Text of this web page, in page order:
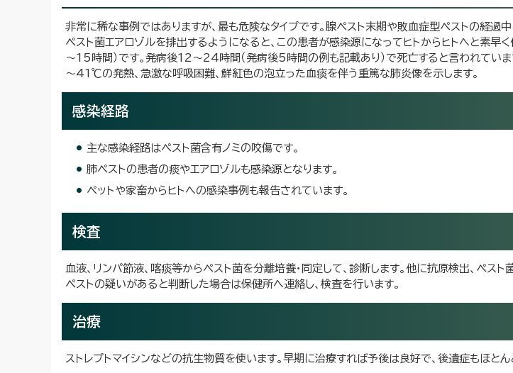
非常に稀な事例ではありますが、最も危険なタイプです。腺ペスト末期や敗血症型ペストの経過
ペスト菌エアロゾルを排出するようになると、この患者が感染源になってヒトからヒトへと素早
～15時間）です。発病後12～24時間（発病後5時間の例も記載あり）で死亡すると言われていま
～41℃の発熱、急激な呼吸困難、鮮紅色の泡立った血痰を伴う重篤な肺炎像を示します。
感染経路
主な感染経路はペスト菌含有ノミの咬傷です。
肺ペストの患者の痰やエアロゾルも感染源となります。
ペットや家畜からヒトへの感染事例も報告されています。
検査
血液、リンパ節液、喀痰等からペスト菌を分離培養・同定して、診断します。他に抗原検出、ペス
ペストの疑いがあると判断した場合は保健所へ連絡し、検査を行います。
治療
ストレプトマイシンなどの抗生物質を使います。早期に治療すれば予後は良好で、後遺症もほとん